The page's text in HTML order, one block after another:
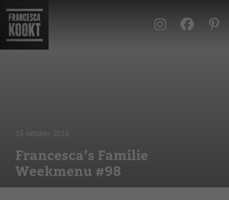
naar
inhoud
15 oktober 2016
Francesca’s Familie
Weekmenu #98